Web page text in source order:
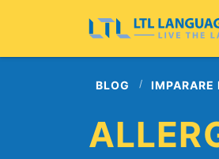
BLOG IMPARARE